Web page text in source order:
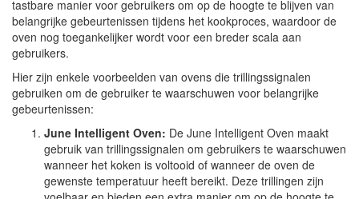
tastbare manier voor gebruikers om op de hoogte te blijven van
belangrijke gebeurtenissen tijdens het kookproces, waardoor de
oven nog toegankelijker wordt voor een breder scala aan
gebruikers.
Hier zijn enkele voorbeelden van ovens die trillingssignalen
gebruiken om de gebruiker te waarschuwen voor belangrijke
gebeurtenissen:
June Intelligent Oven: De June Intelligent Oven maakt
gebruik van trillingssignalen om gebruikers te waarschuwen
wanneer het koken is voltooid of wanneer de oven de
gewenste temperatuur heeft bereikt. Deze trillingen zijn